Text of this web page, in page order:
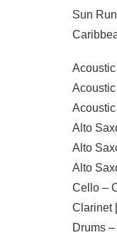
Sun
Alto
Alto
Alto
Cello –
Clarinet
Drums